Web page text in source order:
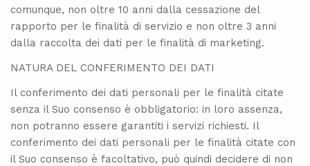
comunque, non oltre 10 anni dalla cessazione del
rapporto per le finalità di servizio e non oltre 3 anni
dalla raccolta dei dati per le finalità di marketing.
NATURA DEL CONFERIMENTO DEI DATI
Il conferimento dei dati personali per le finalità citate
senza il Suo consenso è obbligatorio: in loro assenza,
non potranno essere garantiti i servizi richiesti. Il
conferimento dei dati personali per le finalità citate con
il Suo consenso è facoltativo, può quindi decidere di non